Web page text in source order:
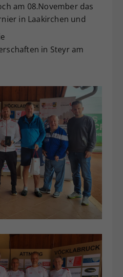
am 08.November das
in Laakirchen und
in Steyr am